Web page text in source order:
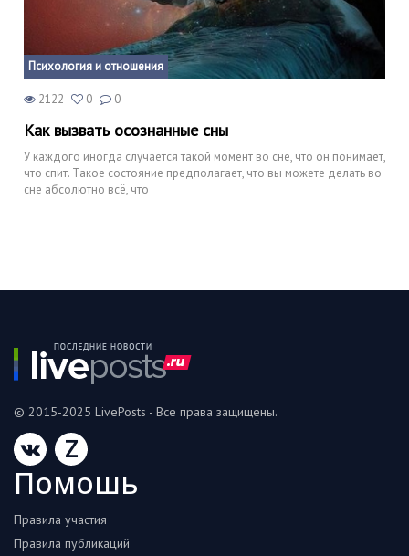
Психология и отношения
2122 0 0
Как вызвать осознанные сны
У каждого иногда случается такой момент во сне, что он понимает,
что спит. Такое состояние предполагает, что вы можете делать во
сне абсолютно всё, что
© 2015-2025 LivePosts - Все права защищены.
Z
Помошь
Правила участия
Правила публикаций